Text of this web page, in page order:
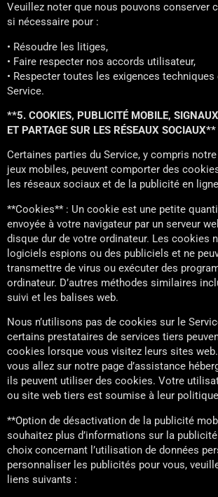
Veuillez noter que nous pouvons conserver
si nécessaire pour :
• Résoudre les litiges,
• Faire respecter nos accords utilisateur,
• Respecter toutes les exigences
Service.
**5. COOKIES, PUBLICITÉ MOBILE,
ET PARTAGE SUR LES RÉSEAUX SOCIAUX**
Certaines parties du Service, y compris
jeux mobiles, peuvent comporter des
les réseaux sociaux et de la publicité en
**Cookies** : Un cookie est une petite
envoyée à votre navigateur par un serveur
disque dur de votre ordinateur. Les cookies
logiciels espions ou des publiciels et ne
transmettre de virus ou exécuter des
ordinateur. D’autres méthodes similaires
suivi et les balises web.
Nous n’utilisons pas de cookies sur le
certains prestataires de services tiers
cookies lorsque vous visitez leurs sites
vous allez sur notre page d’assistance
ils peuvent utiliser des cookies. Votre
ou site web tiers est soumise à leur
**Option de désactivation de la publicité
souhaitez plus d’informations sur la
choix concernant l’utilisation de données
personnaliser les publicités pour vous,
liens suivants :